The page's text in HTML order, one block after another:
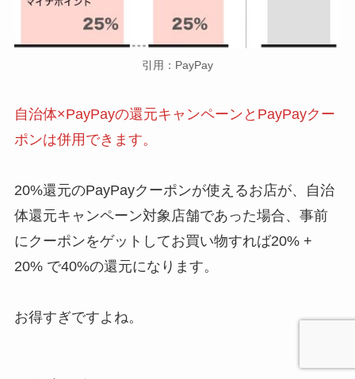
引用：PayPay
自治体×PayPayの還元キャンペーンとPayPayクー
ポンは併用できます。
20%還元のPayPayクーポンが使えるお店が、自治
体還元キャンペーン対象店舗であった場合、事前
にクーポンをゲットしてお買い物すれば20% +
20% で40%の還元になります。
お得すぎですよね。